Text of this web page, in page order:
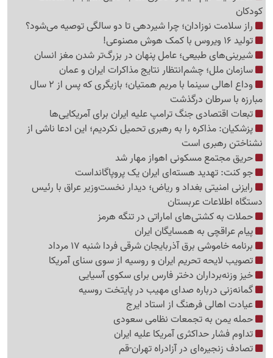
کودکان
راز سلامت نوزادان؛ چرا شیردهی تا دو سالگی توصیه می‌شود؟
تولید 16 ویروس با کمک هوش مصنوعی!
شیرینی‌های طبیعی؛ عامل پنهان در بزرگ‌تر شدن مغز انسان
سازمان ملل؛ چشم‌انتظار نتایج مذاکرات ایران و عمان
وداع اهالی سینما با مریم همتیان؛ بازیگری که پس از 2 سال
مبارزه با سرطان درگذشت
تبعات اقتصادی جنگ ترامپ علیه ایران برای آمریکایی‌ها
پزشکیان: مذاکره را به رهبری تحمیل نکردیم؛ این ادعا ناشی از
نشناختن رهبری است
حریق مجتمع مسکونی اهواز مهار شد
جو کنت: تهدید هسته‌ای ایران یک پروپاگانداست
رایزنی امنیتی بغداد و ریاض؛ دیدار نخست‌وزیر عراق با رئیس
دستگاه اطلاعات عربستان
حملات به کشتی‌های اماراتی در تنگه هرمز
پیام عراقچی به همسایگان ایران
برنامه خاموشی برق آذربایجان شرقی فردا شنبه 17 مرداد
تصویب لایحه تحریم ایران و روسیه از سوی سنای آمریکا
خیز وزنه‌برداران دختر فارس برای سکوی آسیایی
گمانه‌زنی درباره صدای مهیب در پایتخت روسیه
عیادت اهالی فرهنگ از استاد ایرج
حمله یمن به تجمعات نظامی سعودی
تداوم فشار حداکثری آمریکا علیه ایران
تصادف زنجیره‌ای در آزادراه تهران-قم